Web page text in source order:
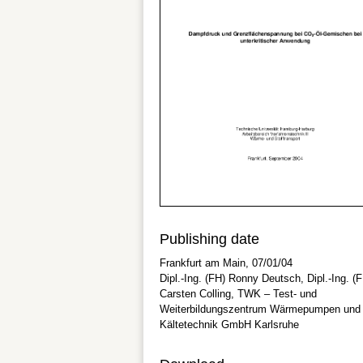
Publishing date
Frankfurt am Main, 07/01/04
Dipl.-Ing. (FH) Ronny Deutsch, Dipl.-Ing.
Carsten Colling, TWK – Test- und
Weiterbildungszentrum Wärmepumpen und
Kältetechnik GmbH Karlsruhe